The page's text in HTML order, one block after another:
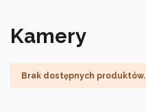
Kamery
Brak dostępnych produktów.